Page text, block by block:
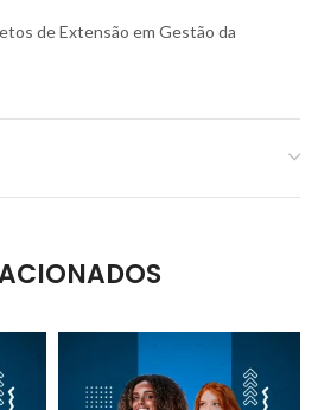
de Extensão em Gestão da